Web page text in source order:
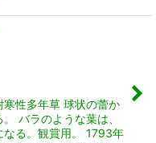
性多年草 球状の蕾か
バラのような葉は、
なる。観賞用。 1793年